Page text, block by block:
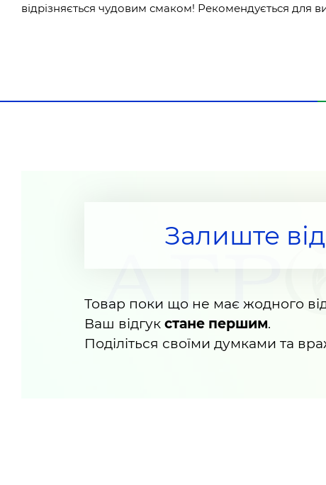
відрізняється чудовим смаком! Рекомендується для
Залиште
Товар поки що не має жодного
Ваш відгук стане першим.
Поділіться своїми думками та